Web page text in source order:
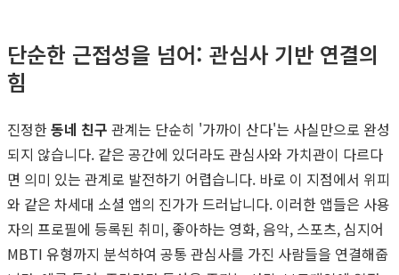
단순한 근접성을 넘어: 관심사 기반 연결의
힘
진정한동네 친구 관계는 단순히 '가까이 산다'는 사실만으로 완성
되지 않습니다. 같은 공간에 있더라도 관심사와 가치관이 다르다
면 의미 있는 관계로 발전하기 어렵습니다. 바로 이 지점에서 위피
와 같은 차세대 소셜 앱의 진가가 드러납니다. 이러한 앱들은 사용
자의 프로필에 등록된 취미, 좋아하는 영화, 음악, 스포츠, 심지어
MBTI 유형까지 분석하여 공통 관심사를 가진 사람들을 연결해줍